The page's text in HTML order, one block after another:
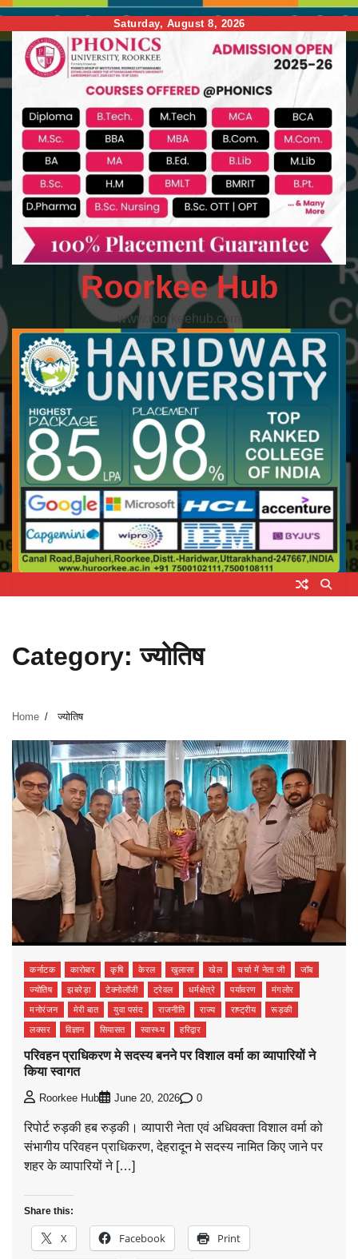
to
content
Saturday, August 8, 2026
Roorkee Hub
www.roorkeehub.com
Category:ज्योतिष
Home ज्योतिष
कर्नाटक कारोबार कृषि केरल खुलासा खेल चर्चा में नेता जी जॉब
ज्योतिष झबरेड़ा टेक्नोलॉजी ट्रेवल धर्मक्षेत्रे पर्यावरण मंगलोर
मनोरंजन मेरी बात युवा पसंद राजनीति राज्य राष्ट्रीय रूड़की
लक्सर विज्ञान सियासत स्वास्थ्य हरिद्वार
परिवहन प्राधिकरण मे सदस्य बनने पर विशाल वर्मा का व्यापारियों ने
किया स्वागत
Roorkee Hub June 20, 2026 0
रिपोर्ट रुड़की हब रुड़की। व्यापारी नेता एवं अधिवक्ता विशाल वर्मा को
संभागीय परिवहन प्राधिकरण, देहरादून मे सदस्य नामित किए जाने पर
शहर के व्यापारियों ने […]
Share this:
X Facebook Print